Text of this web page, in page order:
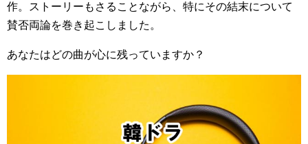
作。ストーリーもさることながら、特にその結末について
賛否両論を巻き起こしました。
あなたはどの曲が心に残っていますか？